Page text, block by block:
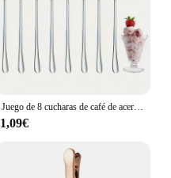
Juego de 8 cucharas de café de acero inoxidable grueso, cucharas de mezcla puntiagudas, cucharas redondas y cucharas de hielo, mango largo, 1 Juego
1,09€